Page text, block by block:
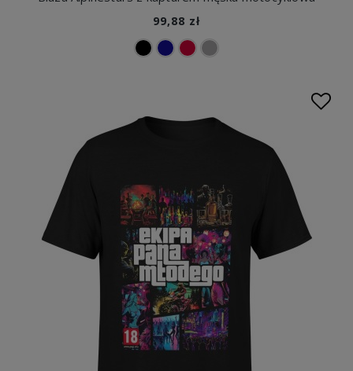
99,88 zł